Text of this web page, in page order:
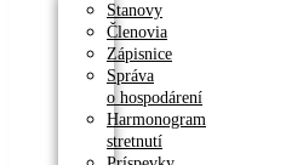
Stanovy
Členovia
Zápisnice
Správa
o hospodárení
Harmonogram
stretnutí